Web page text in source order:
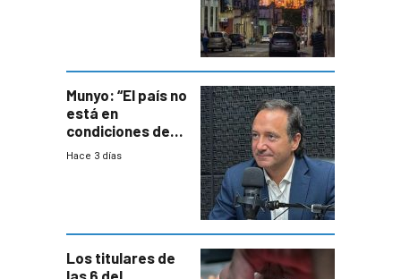
Munyo: “El país no
está en
condiciones de
enfrentar una
Hace 3 días
Los titulares de
las 6 del